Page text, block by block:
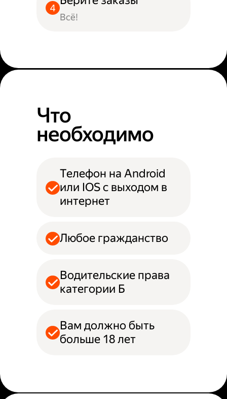
Всё!
Что
необходимо
Телефон на Android
или IOS с выходом в
интернет
Любое гражданство
Водительские права
категории Б
Вам должно быть
больше 18 лет